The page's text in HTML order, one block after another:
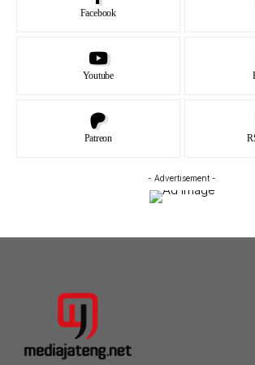
Facebook
Youtube
Patreon
- Advertisement -